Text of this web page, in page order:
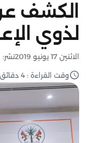
الكشف
لذوي
الاثنين 17 يونيو 2019 نشر:
وقت القراءة : 4 دقائق قراءة